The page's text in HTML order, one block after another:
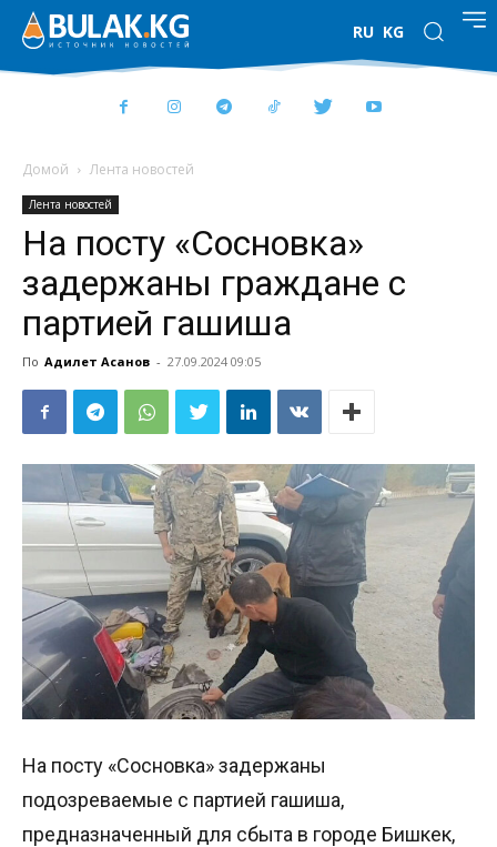
RU KG
Домой Лента новостей
Лента новостей
На посту «Сосновка»
задержаны граждане с
партией гашиша
По Адилет Асанов - 27.09.2024 09:05
На посту «Сосновка» задержаны
подозреваемые с партией гашиша,
предназначенный для сбыта в городе Бишкек,